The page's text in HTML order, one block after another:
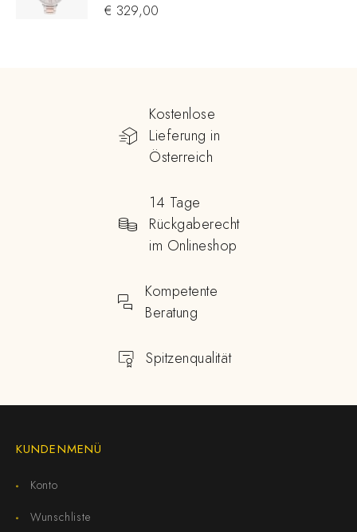
€ 329,00
Kostenlose
Lieferung in
Österreich
14 Tage
Rückgaberecht
im Onlineshop
Kompetente
Beratung
Spitzenqualität
KUNDENMENÜ
Konto
Wunschliste